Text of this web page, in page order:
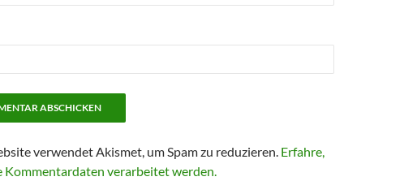
verwendet Akismet, um Spam zu reduzieren. Erfahre,
Kommentardaten verarbeitet werden.